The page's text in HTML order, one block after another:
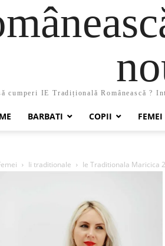
cumperi IE Tradițională Românească ?
BARBATI COPII FEMEI
Ii traditionale Ie Traditionala Maricica 2